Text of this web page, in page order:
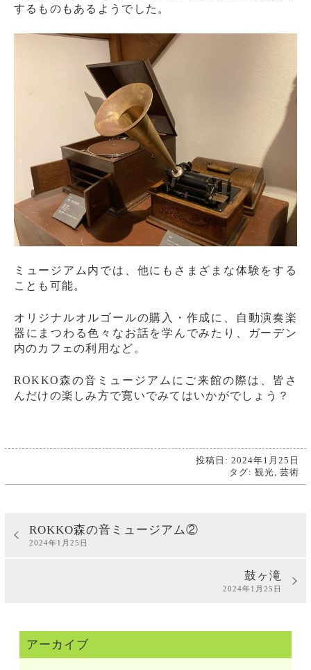
するものもあるようでした。
ミュージアム内では、他にもさまざまな体験をする
ことも可能。
オリジナルオルゴールの購入・作成に、自動演奏楽
器にまつわる色々なお話を学んでみたり、ガーデン
内のカフェの利用など。
ROKKO森の音ミュージアムにご来館の際は、皆さ
んだけの楽しみ方で寛いでみてはいかがでしょう？
投稿日: 2024年1月25日
タグ:観光,芸術
ROKKO森の音ミュージアム②
2024年1月25日
鼓ヶ滝
2024年1月25日
アーカイブ